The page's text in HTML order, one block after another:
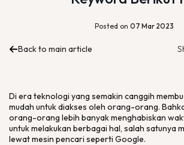
Posted on 07 Mar 2023
Back to main article
Di era teknologi yang semakin canggih
mudah untuk diakses oleh orang-orang.
orang-orang lebih banyak menghabiskan
untuk melakukan berbagai hal, salah satunya
lewat mesin pencari seperti Google.